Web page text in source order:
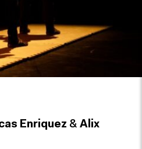
Enriquez & Alix